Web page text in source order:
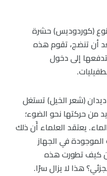
(كوردوديس) حشرة
أن تنضج، تقوم هذه
إلى دخول
(شعر الخيل) تستغل
من حركتها نحو الضوء؛
يعتقد العلماء أَن ذلك
في الجهاز
كيف تطورت هذه
هذا لا يزال سرًا.